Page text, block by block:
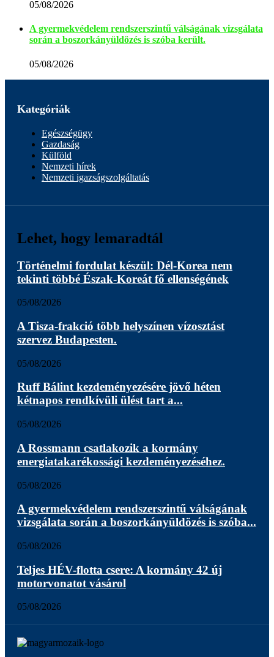
05/08/2026
A gyermekvédelem rendszerszintű válságának vizsgálata
során a boszorkányüldözés is szóba került.
05/08/2026
Kategóriák
Egészségügy
Gazdaság
Külföld
Nemzeti hírek
Nemzeti igazságszolgáltatás
Lehet, hogy lemaradtál
Történelmi fordulat készül: Dél-Korea nem
tekinti többé Észak-Koreát fő ellenségének
05/08/2026
A Tisza-frakció több helyszínen vízosztást
szervez Budapesten.
05/08/2026
Ruff Bálint kezdeményezésére jövő héten
kétnapos rendkívüli ülést tart a...
05/08/2026
A Rossmann csatlakozik a kormány
energiatakarékossági kezdeményezéséhez.
05/08/2026
A gyermekvédelem rendszerszintű válságának
vizsgálata során a boszorkányüldözés is szóba...
05/08/2026
Teljes HÉV-flotta csere: A kormány 42 új
motorvonatot vásárol
05/08/2026